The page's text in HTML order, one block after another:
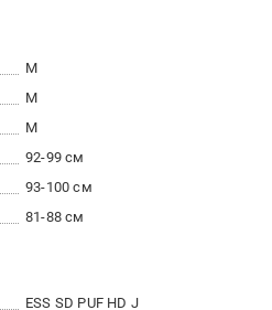
M
M
M
92-99 см
93-100 см
81-88 см
ESS SD PUF HD J